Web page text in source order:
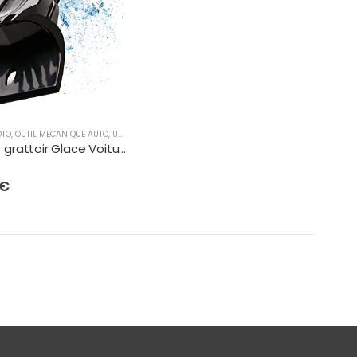
, OUTIL MECANIQUE AUTO, UNCATEGORIZED
Lyvanas grattoir Glace Voiture – Grattoir Pare Brise Voiture Professionnel Ergonomique Rapide & Puissant – Gratte Glace Voiture Efficace & sûr en ABS Premium – Grattoir Pare-Brise Doux & Durable